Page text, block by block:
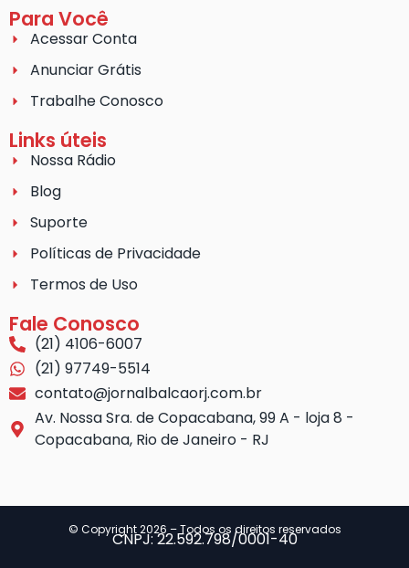
Para Você
Acessar Conta
Anunciar Grátis
Trabalhe Conosco
Links úteis
Nossa Rádio
Blog
Suporte
Políticas de Privacidade
Termos de Uso
Fale Conosco
(21) 4106-6007
(21) 97749-5514
contato@jornalbalcaorj.com.br
Av. Nossa Sra. de Copacabana, 99 A - loja 8 -
Copacabana, Rio de Janeiro - RJ
© Copyright 2026 – Todos os direitos reservados
CNPJ: 22.592.798/0001-40